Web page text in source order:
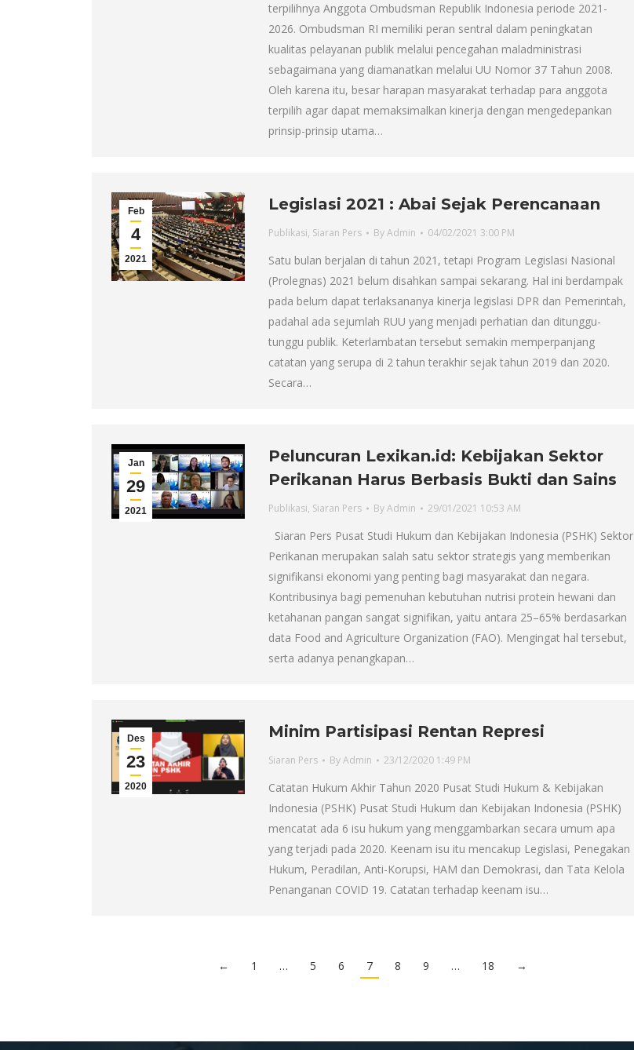
terpilihnya Anggota Ombudsman Republik Indonesia periode 2021-
2026. Ombudsman RI memiliki peran sentral dalam peningkatan
kualitas pelayanan publik melalui pencegahan maladministrasi
sebagaimana yang diamanatkan melalui UU Nomor 37 Tahun 2008.
Oleh karena itu, besar harapan masyarakat terhadap para anggota
terpilih agar dapat memaksimalkan kinerja dengan mengedepankan
prinsip-prinsip utama…
Feb
4
2021
Legislasi 2021 : Abai Sejak Perencanaan
Publikasi, Siaran Pers ByAdmin 04/02/2021 3:00 PM
Satu bulan berjalan di tahun 2021, tetapi Program Legislasi Nasional
(Prolegnas) 2021 belum disahkan sampai sekarang. Hal ini berdampak
pada belum dapat terlaksananya kinerja legislasi DPR dan Pemerintah,
padahal ada sejumlah RUU yang menjadi perhatian dan ditunggu-
tunggu publik. Keterlambatan tersebut semakin memperpanjang
catatan yang serupa di 2 tahun terakhir sejak tahun 2019 dan 2020.
Secara…
Jan
29
2021
Peluncuran Lexikan.id: Kebijakan Sektor
Perikanan Harus Berbasis Bukti dan Sains
Publikasi, Siaran Pers ByAdmin 29/01/2021 10:53 AM
Siaran Pers Pusat Studi Hukum dan Kebijakan Indonesia (PSHK) Sektor
Perikanan merupakan salah satu sektor strategis yang memberikan
signifikansi ekonomi yang penting bagi masyarakat dan negara.
Kontribusinya bagi pemenuhan kebutuhan nutrisi protein hewani dan
ketahanan pangan sangat signifikan, yaitu antara 25–65% berdasarkan
data Food and Agriculture Organization (FAO). Mengingat hal tersebut,
serta adanya penangkapan…
Des
23
2020
Minim Partisipasi Rentan Represi
Siaran Pers ByAdmin 23/12/2020 1:49 PM
Catatan Hukum Akhir Tahun 2020 Pusat Studi Hukum & Kebijakan
Indonesia (PSHK) Pusat Studi Hukum dan Kebijakan Indonesia (PSHK)
mencatat ada 6 isu hukum yang menggambarkan secara umum apa
yang terjadi pada 2020. Keenam isu itu mencakup Legislasi, Penegakan
Hukum, Peradilan, Anti-Korupsi, HAM dan Demokrasi, dan Tata Kelola
Penanganan COVID 19. Catatan terhadap keenam isu…
← 1 … 5 6 7 8 9 … 18 →